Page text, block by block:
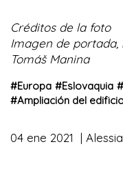
Créditos de la foto
Imagen de
Tomáš Manina
#Europa #Eslovaquia #
#Ampliación del
04 ene 2021